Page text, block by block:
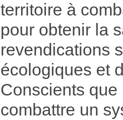
territoire à
pour obtenir la
revendications
écologiques et
Conscients que
combattre un